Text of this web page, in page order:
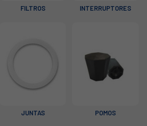
FILTROS INTERRUPTORES
JUNTAS POMOS